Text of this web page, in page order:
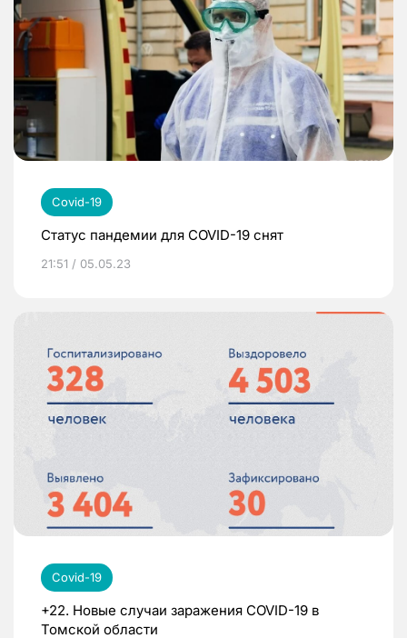
Covid-19
Статус пандемии для COVID-19 снят
21:51 / 05.05.23
Covid-19
+22. Новые случаи заражения COVID-19 в
Томской области